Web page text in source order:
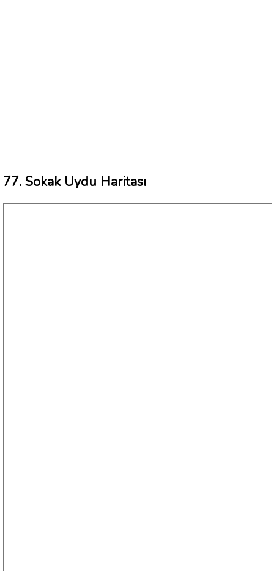
77. Sokak Uydu Haritası